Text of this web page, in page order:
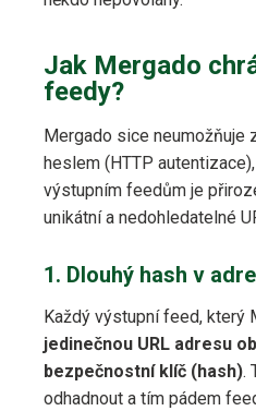
Jak Mergado
feedy?
Mergado sice
heslem (HTTP
výstupním feedům je
unikátní a nedohledatelné
1. Dlouhý hash v
Každý výstupní feed, který
jedinečnou URL adresu
bezpečnostní klíč (hash).
odhadnout a tím pádem